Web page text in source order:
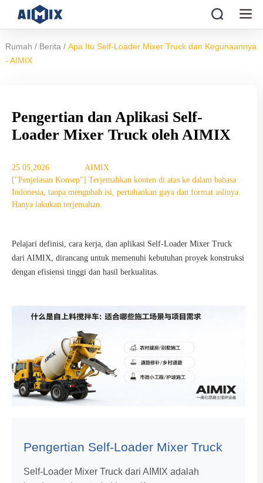
Rumah / Berita / Apa Itu Self-Loader Mixer Truck dan Kegunaannya
- AIMIX
Pengertian dan Aplikasi Self-
Loader Mixer Truck oleh AIMIX
25 05,2026
AIMIX
["Penjelasan Konsep"] Terjemahkan konten di atas ke dalam bahasa
Indonesia, tanpa mengubah isi, pertahankan gaya dan format aslinya.
Hanya lakukan terjemahan.
Pelajari definisi, cara kerja, dan aplikasi Self-Loader Mixer Truck
dari AIMIX, dirancang untuk memenuhi kebutuhan proyek konstruksi
dengan efisiensi tinggi dan hasil berkualitas.
Pengertian Self-Loader Mixer Truck
Self-Loader Mixer Truck dari AIMIX adalah